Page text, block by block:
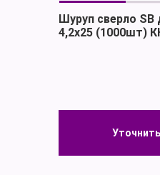
Шуруп сверло SВ
4,2х25 (1000шт)